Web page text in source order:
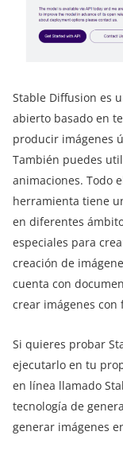
Stable Diffusion es
abierto basado en
producir imágenes
También puedes
animaciones. Todo
herramienta tiene
en diferentes
especiales para
creación de
cuenta con
crear imágenes con
Si quieres probar
ejecutarlo en tu
en línea llamado
tecnología de
generar imágenes